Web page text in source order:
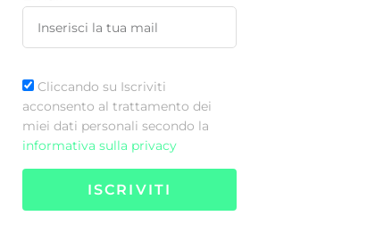
Cliccando su Iscriviti
acconsento al trattamento dei
miei dati personali secondo la
informativa sulla privacy
ISCRIVITI